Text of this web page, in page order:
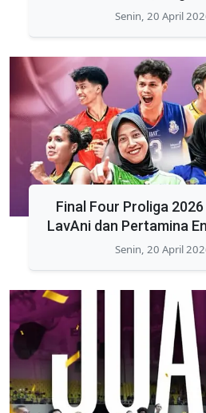
Senin, 20 April
Final Four Proliga
LavAni dan Pertamina
Senin, 20 April